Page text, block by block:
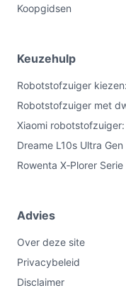
Koopgidsen
Keuzehulp
Robotstofzuiger
Robotstofzuiger met
Xiaomi
Dreame L10s Ultra
Rowenta X‑Plorer
Advies
Over deze site
Privacybeleid
Disclaimer